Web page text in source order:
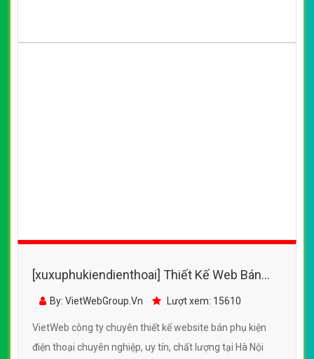
[xuxuphukiendienthoai] Thiết Kế Web Bán
Phụ Kiện Điện Thoại Hoàng Phát 360
By: VietWebGroup.Vn Lượt xem: 15610
VietWeb công ty chuyên thiết kế website bán phụ kiện
điện thoại chuyên nghiệp, uy tín, chất lượng tại Hà Nội